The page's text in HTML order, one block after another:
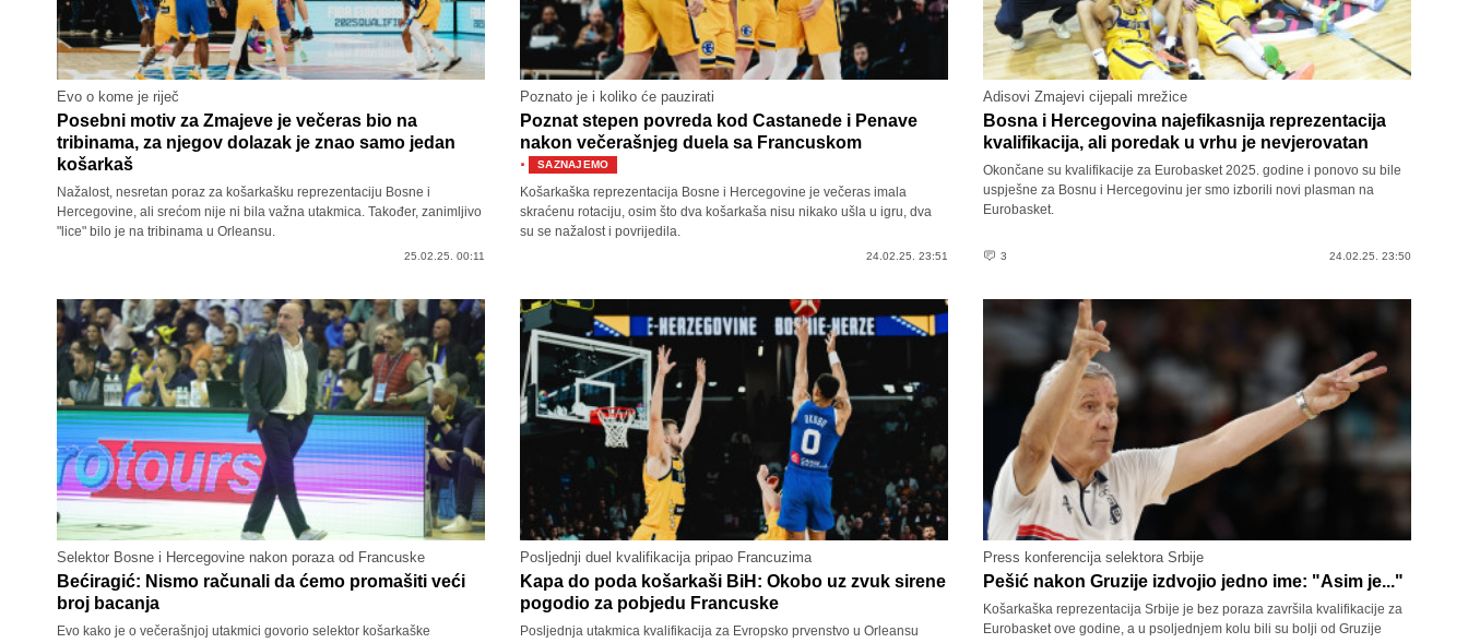
Evo o kome je riječ
Posebni motiv za Zmajeve je večeras bio na
tribinama, za njegov dolazak je znao samo jedan
košarkaš
Nažalost, nesretan poraz za košarkašku reprezentaciju Bosne i
Hercegovine, ali srećom nije ni bila važna utakmica. Također, zanimljivo
"lice" bilo je na tribinama u Orleansu.
25.02.25. 00:11
Poznato je i koliko će pauzirati
Poznat stepen povreda kod Castanede i Penave
nakon večerašnjeg duela sa Francuskom
· SAZNAJEMO
Košarkaška reprezentacija Bosne i Hercegovine je večeras imala
skraćenu rotaciju, osim što dva košarkaša nisu nikako ušla u igru, dva
su se nažalost i povrijedila.
24.02.25. 23:51
Adisovi Zmajevi cijepali mrežice
Bosna i Hercegovina najefikasnija reprezentacija
kvalifikacija, ali poredak u vrhu je nevjerovatan
Okončane su kvalifikacije za Eurobasket 2025. godine i ponovo su bile
uspješne za Bosnu i Hercegovinu jer smo izborili novi plasman na
Eurobasket.
3 24.02.25. 23:50
Selektor Bosne i Hercegovine nakon poraza od Francuske
Bećiragić: Nismo računali da ćemo promašiti veći
broj bacanja
Evo kako je o večerašnjoj utakmici govorio selektor košarkaške
Posljednji duel kvalifikacija pripao Francuzima
Kapa do poda košarkaši BiH: Okobo uz zvuk sirene
pogodio za pobjedu Francuske
Posljednja utakmica kvalifikacija za Evropsko prvenstvo u Orleansu
Press konferencija selektora Srbije
Pešić nakon Gruzije izdvojio jedno ime: "Asim je..."
Košarkaška reprezentacija Srbije je bez poraza završila kvalifikacije za
Eurobasket ove godine, a u psoljednjem kolu bili su bolji od Gruzije